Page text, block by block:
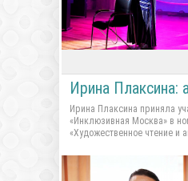
Ирина Плаксина:
Ирина Плаксина приняла
«Инклюзивная Москва» в
«Художественное чтение и